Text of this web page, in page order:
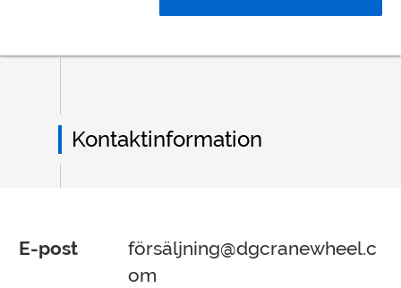
Kontaktinformation
E-post
försäljning@dgcranewheel.c
om